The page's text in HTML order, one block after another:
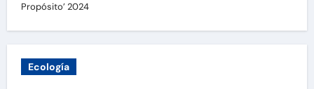
Propósito’ 2024
Ecología